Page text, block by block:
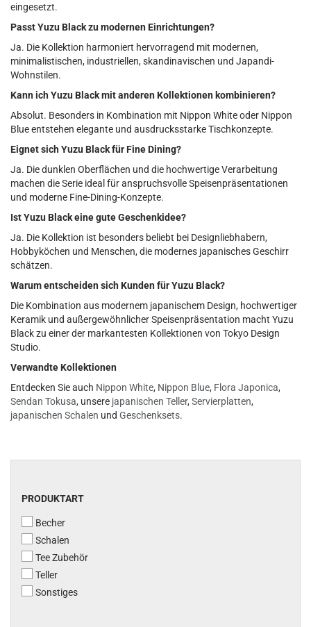
eingesetzt.
Passt Yuzu Black zu modernen Einrichtungen?
Ja. Die Kollektion harmoniert hervorragend mit modernen,
minimalistischen, industriellen, skandinavischen und Japandi-
Wohnstilen.
Kann ich Yuzu Black mit anderen Kollektionen kombinieren?
Absolut. Besonders in Kombination mit Nippon White oder Nippon
Blue entstehen elegante und ausdrucksstarke Tischkonzepte.
Eignet sich Yuzu Black für Fine Dining?
Ja. Die dunklen Oberflächen und die hochwertige Verarbeitung
machen die Serie ideal für anspruchsvolle Speisenpräsentationen
und moderne Fine-Dining-Konzepte.
Ist Yuzu Black eine gute Geschenkidee?
Ja. Die Kollektion ist besonders beliebt bei Designliebhabern,
Hobbyköchen und Menschen, die modernes japanisches Geschirr
schätzen.
Warum entscheiden sich Kunden für Yuzu Black?
Die Kombination aus modernem japanischem Design, hochwertiger
Keramik und außergewöhnlicher Speisenpräsentation macht Yuzu
Black zu einer der markantesten Kollektionen von Tokyo Design
Studio.
Verwandte Kollektionen
Entdecken Sie auch Nippon White, Nippon Blue, Flora Japonica,
Sendan Tokusa, unsere japanischen Teller, Servierplatten,
japanischen Schalen und Geschenksets.
PRODUKTART
PRODUKTART
Becher
Schalen
Tee Zubehör
Teller
Sonstiges